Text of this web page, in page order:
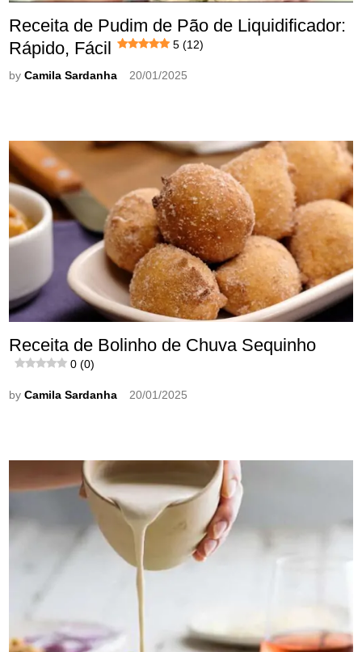
Receita de Pudim de Pão de Liquidificador:
Rápido, Fácil
5 (12)
byCamila Sardanha 20/01/2025
Receita de Bolinho de Chuva Sequinho
0 (0)
byCamila Sardanha 20/01/2025